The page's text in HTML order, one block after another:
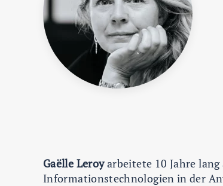
Gaëlle Leroyarbeitete 10 Jahre
Informationstechnologien in der